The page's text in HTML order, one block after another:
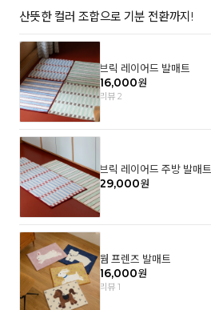
산뜻한 컬러 조합으로 기분 전환까지!
브릭 레이어드 발매트
16,000원
리뷰 2
브릭 레이어드 주방 발매트
29,000원
웜 프렌즈 발매트
16,000원
리뷰 1